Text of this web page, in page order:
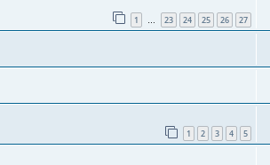
1 … 23 24 25 26 27
1 2 3 4 5